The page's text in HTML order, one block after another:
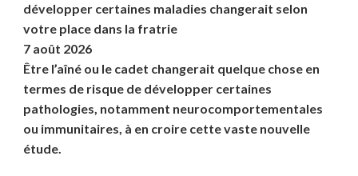
développer certaines maladies changerait selon
votre place dans la fratrie
7 août 2026
Être l’aîné ou le cadet changerait quelque chose en
termes de risque de développer certaines
pathologies, notamment neurocomportementales
ou immunitaires, à en croire cette vaste nouvelle
étude.